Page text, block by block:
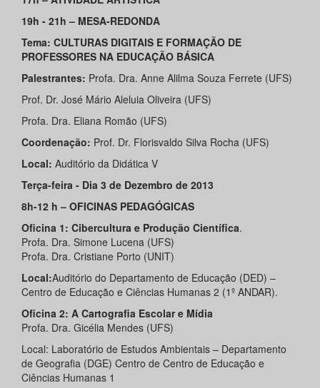
19h - 21h – MESA-REDONDA
Tema: CULTURAS DIGITAIS E FORMAÇÃO DE
PROFESSORES NA EDUCAÇÃO BÁSICA
Palestrantes: Profa. Dra. Anne Alilma Souza Ferrete (UFS)
Prof. Dr. José Mário Aleluia Oliveira (UFS)
Profa. Dra. Eliana Romão (UFS)
Coordenação: Prof. Dr. Florisvaldo Silva Rocha (UFS)
Local: Auditório da Didática V
Terça-feira - Dia 3 de Dezembro de 2013
8h-12 h – OFICINAS PEDAGÓGICAS
Oficina 1: Cibercultura e Produção Científica.
Profa. Dra. Simone Lucena (UFS)
Profa. Dra. Cristiane Porto (UNIT)
Local:Auditório do Departamento de Educação (DED) –
Centro de Educação e Ciências Humanas 2 (1º ANDAR).
Oficina 2: A Cartografia Escolar e Mídia
Profa. Dra. Gicélia Mendes (UFS)
Local: Laboratório de Estudos Ambientais – Departamento
de Geografia (DGE) Centro de Centro de Educação e
Ciências Humanas 1